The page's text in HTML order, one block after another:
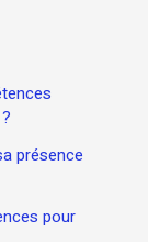
présence
pour